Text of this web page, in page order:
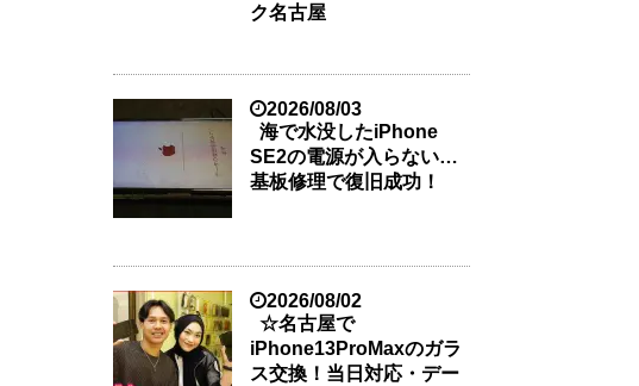
ク名古屋
2026/08/03
海で水没したiPhone
SE2の電源が入らない…
基板修理で復旧成功！
2026/08/02
☆名古屋で
iPhone13ProMaxのガラ
ス交換！当日対応・デー